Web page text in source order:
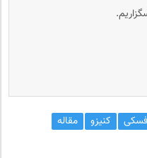
کنیزو
مقاله